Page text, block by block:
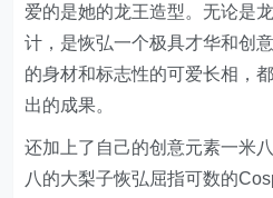
爱的是她的龙王造型。无论是
计，是恢弘一个极具才华和创
的身材和标志性的可爱长相，
出的成果。
还加上了自己的创意元素一米
八的大梨子恢弘屈指可数的